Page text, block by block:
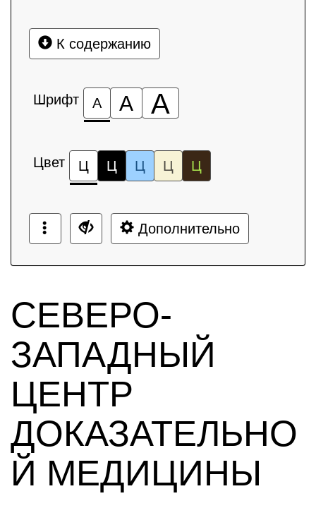
К содержанию
Шрифт А А А
Цвет Ц Ц Ц Ц Ц
Дополнительно
СЕВЕРО-
ЗАПАДНЫЙ
ЦЕНТР
ДОКАЗАТЕЛЬНО
Й МЕДИЦИНЫ